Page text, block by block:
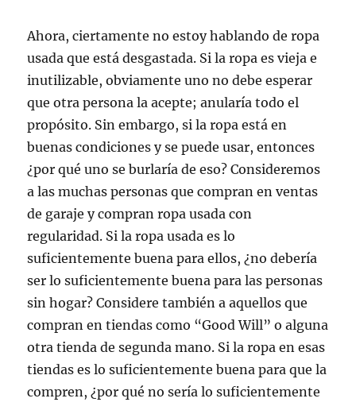
Ahora, ciertamente no estoy hablando de ropa
usada que está desgastada. Si la ropa es vieja e
inutilizable, obviamente uno no debe esperar
que otra persona la acepte; anularía todo el
propósito. Sin embargo, si la ropa está en
buenas condiciones y se puede usar, entonces
¿por qué uno se burlaría de eso? Consideremos
a las muchas personas que compran en ventas
de garaje y compran ropa usada con
regularidad. Si la ropa usada es lo
suficientemente buena para ellos, ¿no debería
ser lo suficientemente buena para las personas
sin hogar? Considere también a aquellos que
compran en tiendas como “Good Will” o alguna
otra tienda de segunda mano. Si la ropa en esas
tiendas es lo suficientemente buena para que la
compren, ¿por qué no sería lo suficientemente